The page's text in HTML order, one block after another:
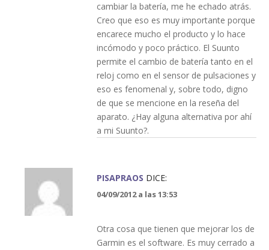
cambiar la batería, me he echado atrás.
Creo que eso es muy importante porque
encarece mucho el producto y lo hace
incómodo y poco práctico. El Suunto
permite el cambio de batería tanto en el
reloj como en el sensor de pulsaciones y
eso es fenomenal y, sobre todo, digno
de que se mencione en la reseña del
aparato. ¿Hay alguna alternativa por ahí
a mi Suunto?.
PISAPRAOS DICE:
04/09/2012 a las 13:53
Otra cosa que tienen que mejorar los de
Garmin es el software. Es muy cerrado a